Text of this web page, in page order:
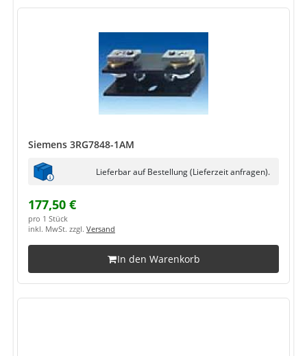
Siemens 3RG7848-1AM
Lieferbar auf Bestellung (Lieferzeit anfragen).
177,50 €
pro 1 Stück
inkl. MwSt. zzgl. Versand
In den Warenkorb